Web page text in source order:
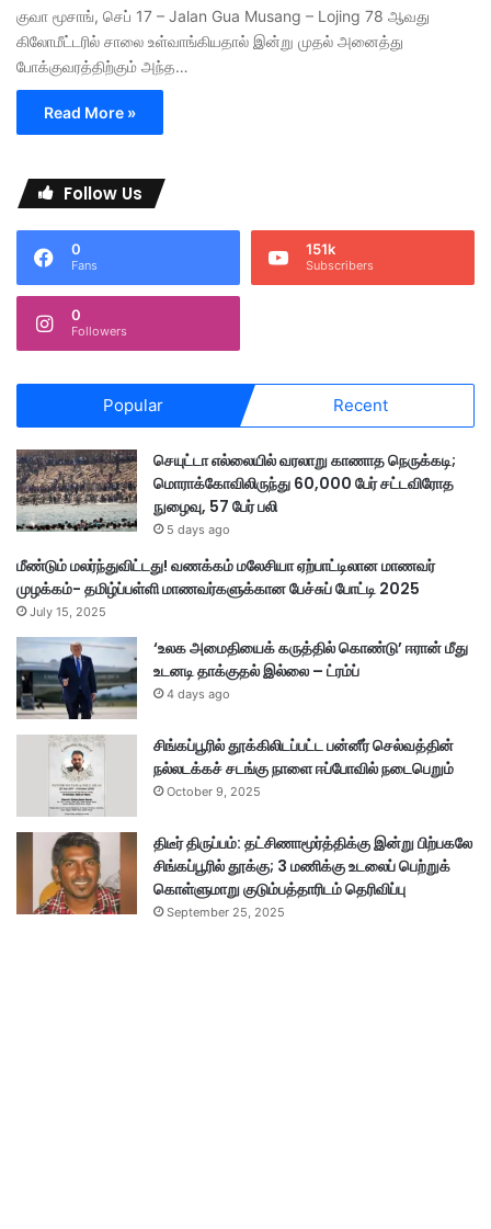
குவா மூசாங், செப் 17 – Jalan Gua Musang – Lojing 78 ஆவது
கிலோமீட்டரில் சாலை உள்வாங்கியதால் இன்று முதல் அனைத்து
போக்குவரத்திற்கும் அந்த…
Read More »
Follow Us
0
Fans
151k
Subscribers
0
Followers
Popular Recent
செயுட்டா எல்லையில் வரலாறு காணாத நெருக்கடி;
மொராக்கோவிலிருந்து 60,000 பேர் சட்டவிரோத
நுழைவு, 57 பேர் பலி
5 days ago
மீண்டும் மலர்ந்துவிட்டது! வணக்கம் மலேசியா ஏற்பாட்டிலான மாணவர்
முழக்கம்- தமிழ்ப்பள்ளி மாணவர்களுக்கான பேச்சுப் போட்டி 2025
July 15, 2025
‘உலக அமைதியைக் கருத்தில் கொண்டு’ ஈரான் மீது
உடனடி தாக்குதல் இல்லை – ட்ரம்ப்
4 days ago
சிங்கப்பூரில் தூக்கிலிடப்பட்ட பன்னீர் செல்வத்தின்
நல்லடக்கச் சடங்கு நாளை ஈப்போவில் நடைபெறும்
October 9, 2025
திடீர் திருப்பம்: தட்சிணாமூர்த்திக்கு இன்று பிற்பகலே
சிங்கப்பூரில் தூக்கு; 3 மணிக்கு உடலைப் பெற்றுக்
கொள்ளுமாறு குடும்பத்தாரிடம் தெரிவிப்பு
September 25, 2025